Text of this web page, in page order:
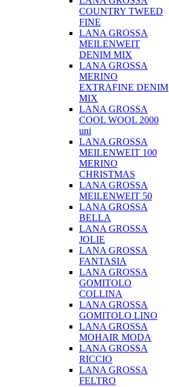
COUNTRY TWEED
FINE
LANA GROSSA
MEILENWEIT
DENIM MIX
LANA GROSSA
MERINO
EXTRAFINE DENIM
MIX
LANA GROSSA
COOL WOOL 2000
uni
LANA GROSSA
MEILENWEIT 100
MERINO
CHRISTMAS
LANA GROSSA
MEILENWEIT 50
LANA GROSSA
BELLA
LANA GROSSA
JOLIE
LANA GROSSA
FANTASIA
LANA GROSSA
GOMITOLO
COLLINA
LANA GROSSA
GOMITOLO LINO
LANA GROSSA
MOHAIR MODA
LANA GROSSA
RICCIO
LANA GROSSA
FELTRO